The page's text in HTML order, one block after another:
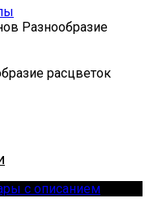
Разнообразие
расцветок
с описанием